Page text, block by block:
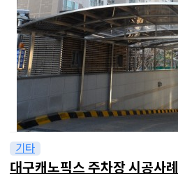
기타
대구캐노픽스 주차장 시공사례